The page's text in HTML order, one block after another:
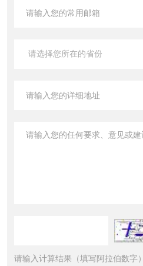
请输入计算结果（填写阿拉伯数字